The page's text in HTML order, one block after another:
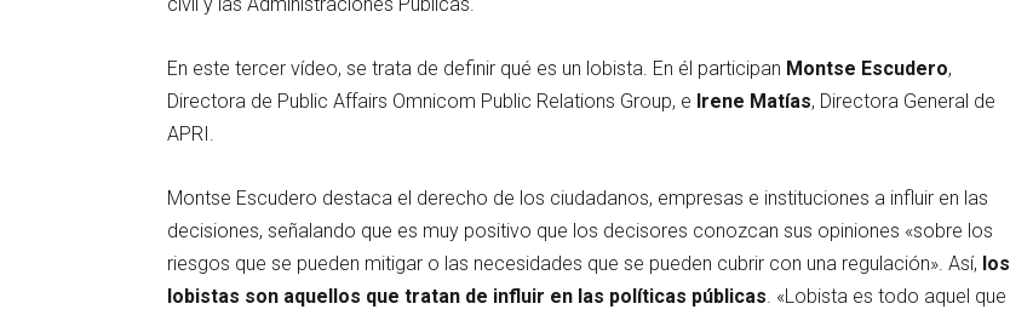
En este tercer vídeo, se trata de definir qué es un lobista. En él participan Montse Escudero,
Directora de Public Affairs Omnicom Public Relations Group, e Irene Matías, Directora General de
APRI.
Montse Escudero destaca el derecho de los ciudadanos, empresas e instituciones a influir en las
decisiones, señalando que es muy positivo que los decisores conozcan sus opiniones «sobre los
riesgos que se pueden mitigar o las necesidades que se pueden cubrir con una regulación». Así, los
lobistas son aquellos que tratan de influir en las políticas públicas . «Lobista es todo aquel que